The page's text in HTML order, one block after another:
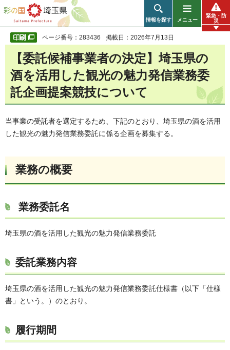
彩の国 埼玉県
情報を探す メニュー
緊急・防
災
ページ番号：283436 掲載日：2026年7月13日
【委託候補事業者の決定】埼玉県の
酒を活用した観光の魅力発信業務委
託企画提案競技について
当事業の受託者を選定するため、下記のとおり、埼玉県の酒を活用
した観光の魅力発信業務委託に係る企画を募集する。
業務の概要
業務委託名
埼玉県の酒を活用した観光の魅力発信業務委託
委託業務内容
埼玉県の酒を活用した観光の魅力発信業務委託仕様書（以下「仕様
書」という。）のとおり。
履行期間